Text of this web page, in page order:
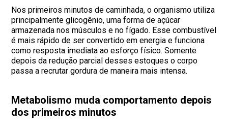
Nos primeiros minutos de caminhada, o organismo utiliza
principalmente glicogênio, uma forma de açúcar
armazenada nos músculos e no fígado. Esse combustível
é mais rápido de ser convertido em energia e funciona
como resposta imediata ao esforço físico. Somente
depois da redução parcial desses estoques o corpo
passa a recrutar gordura de maneira mais intensa.
Metabolismo muda comportamento depois
dos primeiros minutos